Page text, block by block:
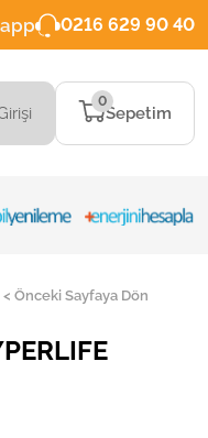
0216 629 90 40
Sepetim
0
< Önceki Sayfaya Dön